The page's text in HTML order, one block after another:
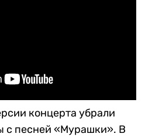
концерта убрали
с песней «Мурашки». В